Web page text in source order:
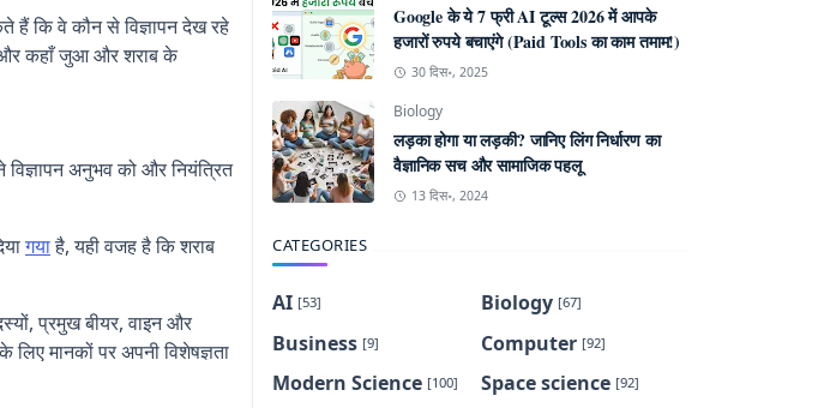
हैं कि वे कौन से विज्ञापन देख रहे
और कहाँ जुआ और शराब के
अनुभव को और नियंत्रित
गयाहै, यही वजह है कि शराब
प्रमुख बीयर, वाइन और
लिए मानकों पर अपनी विशेषज्ञता
Google के ये 7 फ्री AI टूल्स 2026 में आपके
हजारों रुपये बचाएंगे (Paid Tools का काम तमाम!)
30 दिस॰, 2025
Biology
लड़का होगा या लड़की? जानिए लिंग निर्धारण का
वैज्ञानिक सच और सामाजिक पहलू
13 दिस॰, 2024
CATEGORIES
AI [53] Biology [67]
Business [9] Computer [92]
Modern Science [100] Space science [92]